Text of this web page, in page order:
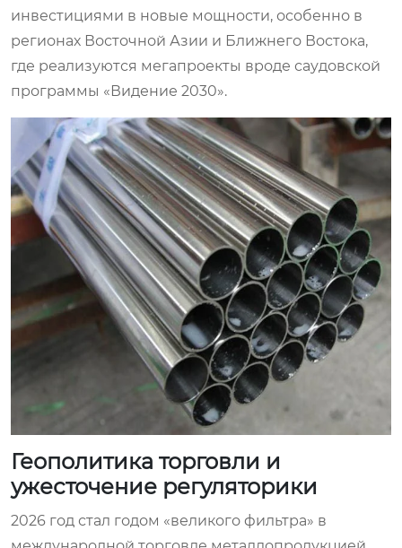
инвестициями в новые мощности, особенно в
регионах Восточной Азии и Ближнего Востока,
где реализуются мегапроекты вроде саудовской
программы «Видение 2030».
Геополитика торговли и
ужесточение регуляторики
2026 год стал годом «великого фильтра» в